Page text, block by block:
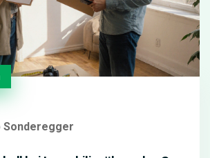
Sonderegger